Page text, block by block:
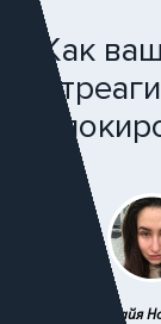
Как
Майя